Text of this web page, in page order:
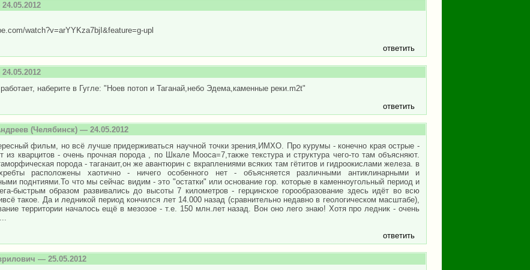
watch?v=arYYKza7bjI&feature=g-upl
ответить
наберите в Гугле: "Ноев потоп и Таганай,небо Эдема,каменные реки.m2t"
ответить
(Челябинск) — 24.05.2012
фильм, но всё лучше придерживаться научной точки зрения,ИМХО. Про курумы - конечно края острые -
из кварцитов - очень прочная порода , по Шкале Мооса=7,также текстура и структура чего-то там объясняют.
порода - таганаит,он же авантюрин с вкраплениями всяких там гётитов и гидроокислами железа. в
расположены хаотично - ничего особенного нет - объясняется различными антиклинарными и
поднтиями.То что мы сейчас видим - это "остатки" или основание гор. которые в каменноугольный период и
быстрым образом развивались до высоты 7 километров - герцинское горообразование здесь идёт во всю
такое. Да и ледникой период кончился лет 14.000 назад (сравнительно недавно в геологическом масштабе),
территории началось ещё в мезозое - т.е. 150 млн.лет назад. Вон оно лего знаю! Хотя про ледник - очень
ответить
— 25.05.2012